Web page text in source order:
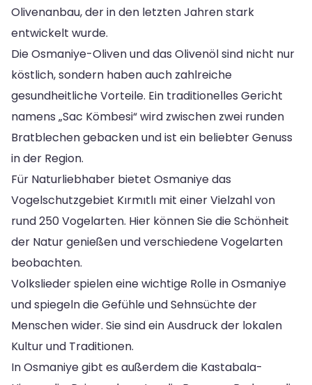
Olivenanbau, der in den letzten Jahren stark
entwickelt wurde.
Die Osmaniye-Oliven und das Olivenöl sind nicht nur
köstlich, sondern haben auch zahlreiche
gesundheitliche Vorteile. Ein traditionelles Gericht
namens „Sac Kömbesi“ wird zwischen zwei runden
Bratblechen gebacken und ist ein beliebter Genuss
in der Region.
Für Naturliebhaber bietet Osmaniye das
Vogelschutzgebiet Kırmıtlı mit einer Vielzahl von
rund 250 Vogelarten. Hier können Sie die Schönheit
der Natur genießen und verschiedene Vogelarten
beobachten.
Volkslieder spielen eine wichtige Rolle in Osmaniye
und spiegeln die Gefühle und Sehnsüchte der
Menschen wider. Sie sind ein Ausdruck der lokalen
Kultur und Traditionen.
In Osmaniye gibt es außerdem die Kastabala-